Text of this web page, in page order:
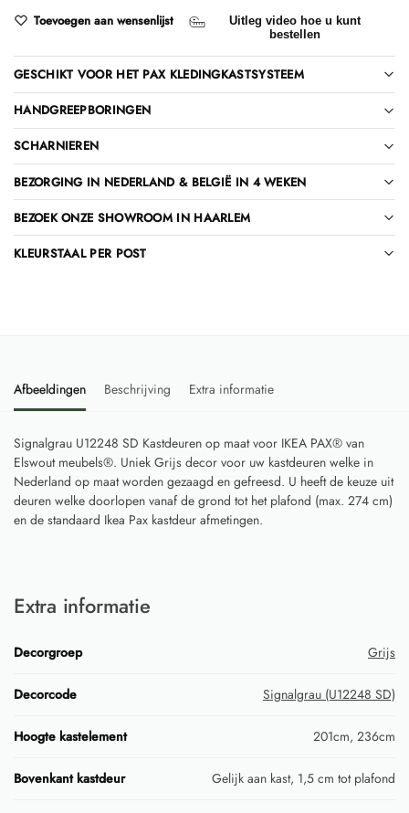
Toevoegen aan wensenlijst
Uitleg video hoe u kunt
bestellen
GESCHIKT VOOR HET PAX KLEDINGKASTSYSTEEM
HANDGREEPBORINGEN
SCHARNIEREN
BEZORGING IN NEDERLAND & BELGIË IN 4 WEKEN
BEZOEK ONZE SHOWROOM IN HAARLEM
KLEURSTAAL PER POST
Afbeeldingen Beschrijving Extra informatie
Signalgrau U12248 SD Kastdeuren op maat voor IKEA PAX® van
Elswout meubels®. Uniek Grijs decor voor uw kastdeuren welke in
Nederland op maat worden gezaagd en gefreesd. U heeft de keuze uit
deuren welke doorlopen vanaf de grond tot het plafond (max. 274 cm)
en de standaard Ikea Pax kastdeur afmetingen.
Extra informatie
Decorgroep Grijs
Decorcode Signalgrau (U12248 SD)
Hoogte kastelement 201cm, 236cm
Bovenkant kastdeur Gelijk aan kast, 1,5 cm tot plafond